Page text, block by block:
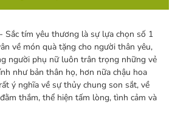
Sắc tím yêu thương là sự lựa chọn số 1
về món quà tặng cho người thân yêu,
người phụ nữ luôn trân trọng những vẻ
như bản thân họ, hơn nữa chậu hoa
ý nghĩa về sự thủy chung son sắt, về
thắm, thể hiện tấm lòng, tình cảm và